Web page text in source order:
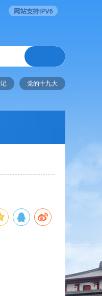
党的十九大